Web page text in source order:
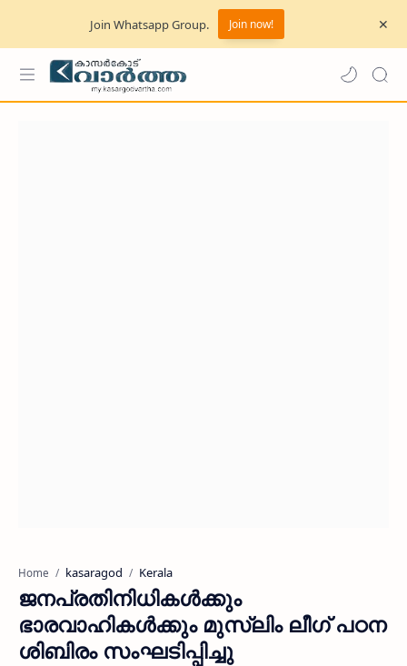
Join Whatsapp Group. Join now!
Home kasaragod Kerala
ജനപ്രതിനിധികൾക്കും
ഭാരവാഹികൾക്കും മുസ്ലിം ലീഗ് പഠന
ശിബിരം സംഘടിപ്പിച്ചു